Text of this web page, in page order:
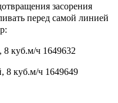
засорения
перед самой линией
8 куб.м/ч 1649632
8 куб.м/ч 1649649